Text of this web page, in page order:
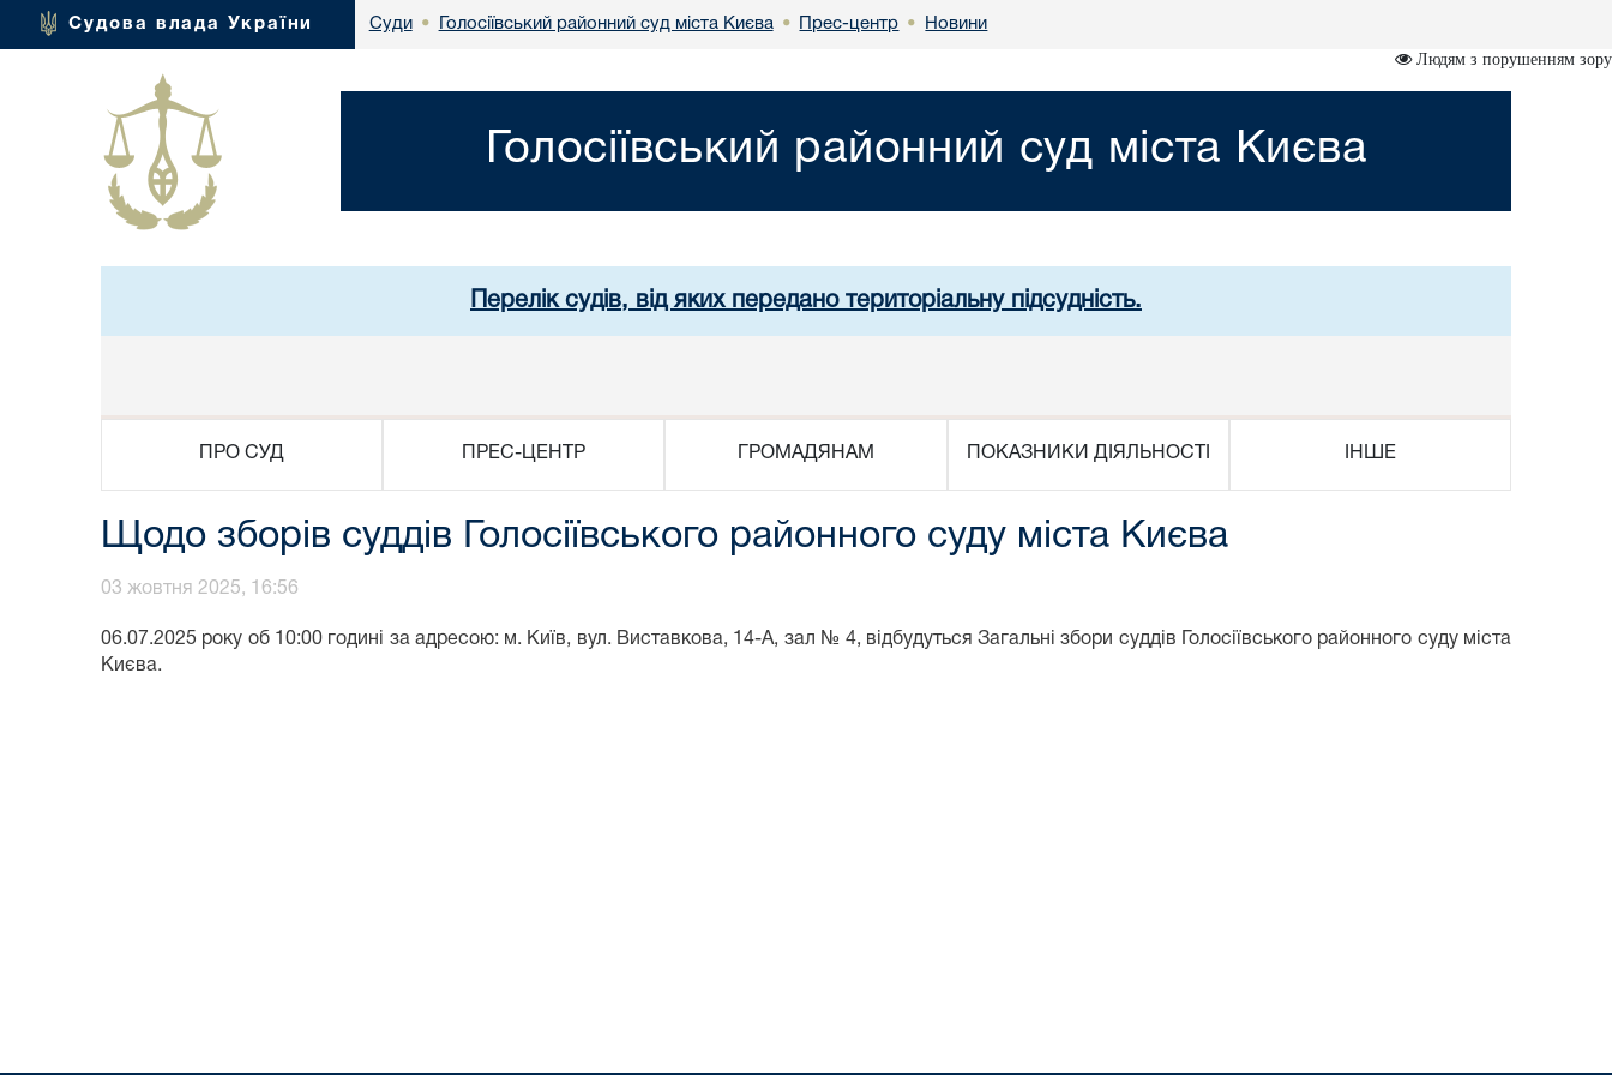
Судова влада України Суди • Голосіївський районний суд міста Києва • Прес-центр • Новини
Людям з порушенням зору
Голосіївський районний суд міста Києва
Перелік судів, від яких передано територіальну підсудність.
ПРО СУД ПРЕС-ЦЕНТР ГРОМАДЯНАМ ПОКАЗНИКИ ДІЯЛЬНОСТІ ІНШЕ
Щодо зборів суддів Голосіївського районного суду міста Києва
03 жовтня 2025, 16:56
06.07.2025 року об 10:00 годині за адресою: м. Київ, вул. Виставкова, 14-А, зал № 4, відбудуться Загальні збори суддів Голосіївського районного суду міста
Києва.